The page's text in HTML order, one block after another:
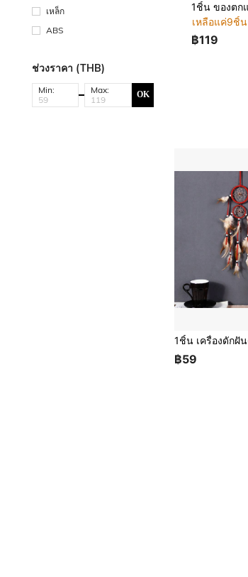
เหล็ก
ABS
ช่วงราคา (THB)
Min: Max: OK
เหลือแค่9ชิ้น
฿119
฿59